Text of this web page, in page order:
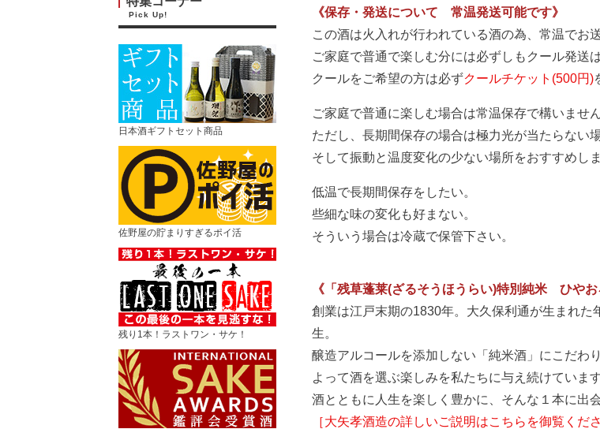
Pick Up!
日本酒ギフトセット商品
佐野屋の貯まりすぎるポイ活
残り1本！ラストワン・サケ！
《保存・発送について 常温発送可能です》
この酒は火入れが行われている酒の為、常温でお
ご家庭で普通で楽しむ分には必ずしもクール発送
クールをご希望の方は必ずクールチケット(500円)
ご家庭で普通に楽しむ場合は常温保存で構いません
ただし、長期間保存の場合は極力光が当たらない場
そして振動と温度変化の少ない場所をおすすめしま
低温で長期間保存をしたい。
些細な味の変化も好まない。
そういう場合は冷蔵で保管下さい。
《「残草蓬莱(ざるそうほうらい)特別純米 ひや
創業は江戸末期の1830年。大久保利通が生まれ
生。
醸造アルコールを添加しない「純米酒」にこだわ
よって酒を選ぶ楽しみを私たちに与え続けています
酒とともに人生を楽しく豊かに、そんな１本に出
［大矢孝酒造の詳しいご説明はこちらを御覧くだ